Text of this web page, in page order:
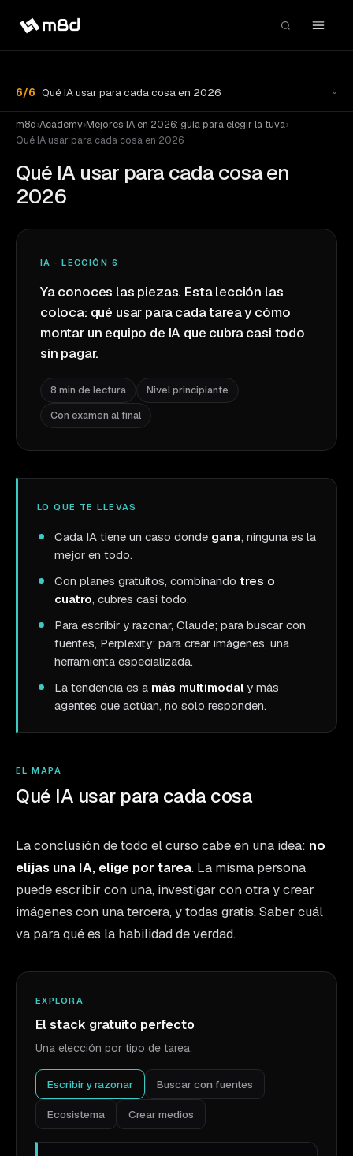
6/6 Qué IA usar para cada cosa en 2026
m8d›Academy›Mejores IA en 2026: guía para elegir la tuya›
Qué IA usar para cada cosa en 2026
Qué IA usar para cada cosa en
2026
IA · LECCIÓN 6
Ya conoces las piezas. Esta lección las
coloca: qué usar para cada tarea y cómo
montar un equipo de IA que cubra casi todo
sin pagar.
8 min de lectura
Nivel principiante
Con examen al final
LO QUE TE LLEVAS
Cada IA tiene un caso donde gana; ninguna es la
mejor en todo.
Con planes gratuitos, combinando tres o
cuatro, cubres casi todo.
Para escribir y razonar, Claude; para buscar con
fuentes, Perplexity; para crear imágenes, una
herramienta especializada.
La tendencia es a más multimodaly más
agentes que actúan, no solo responden.
EL MAPA
Qué IA usar para cada cosa
La conclusión de todo el curso cabe en una idea: no
elijas una IA, elige por tarea. La misma persona
puede escribir con una, investigar con otra y crear
imágenes con una tercera, y todas gratis. Saber cuál
va para qué es la habilidad de verdad.
EXPLORA
El stack gratuito perfecto
Una elección por tipo de tarea:
Escribir y razonar Buscar con fuentes
Ecosistema Crear medios